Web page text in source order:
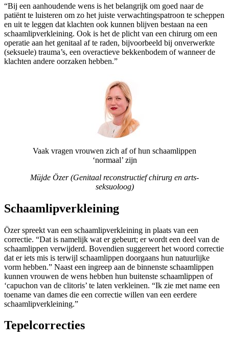
“Bij een aanhoudende wens is het belangrijk om goed naar de
patiënt te luisteren om zo het juiste verwachtingspatroon te scheppen
en uit te leggen dat klachten ook kunnen blijven bestaan na een
schaamlipverkleining. Ook is het de plicht van een chirurg om een
operatie aan het genitaal af te raden, bijvoorbeeld bij onverwerkte
(seksuele) trauma’s, een overactieve bekkenbodem of wanneer de
klachten andere oorzaken hebben.”
Vaak vragen vrouwen zich af of hun schaamlippen
‘normaal’ zijn
Müjde Özer (Genitaal reconstructief chirurg en arts-
seksuoloog)
Schaamlipverkleining
Özer spreekt van een schaamlipverkleining in plaats van een
correctie. “Dat is namelijk wat er gebeurt; er wordt een deel van de
schaamlippen verwijderd. Bovendien suggereert het woord correctie
dat er iets mis is terwijl schaamlippen doorgaans hun natuurlijke
vorm hebben.” Naast een ingreep aan de binnenste schaamlippen
kunnen vrouwen de wens hebben hun buitenste schaamlippen of
‘capuchon van de clitoris’ te laten verkleinen. “Ik zie met name een
toename van dames die een correctie willen van een eerdere
schaamlipverkleining.”
Tepelcorrecties